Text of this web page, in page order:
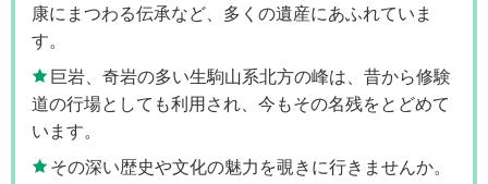
康にまつわる伝承など、多くの遺産にあふれていま
す。
巨岩、奇岩の多い生駒山系北方の峰は、昔から修験
道の行場としても利用され、今もその名残をとどめて
います。
その深い歴史や文化の魅力を覗きに行きませんか。